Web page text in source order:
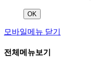
OK
모바일메뉴 닫기
전체메뉴보기